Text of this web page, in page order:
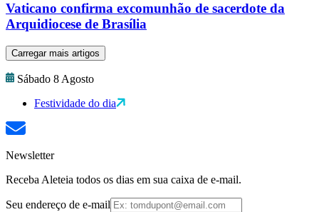
Vaticano confirma excomunhão de sacerdote da
Arquidiocese de Brasília
Carregar mais artigos
Sábado 8 Agosto
Festividade do dia
Newsletter
Receba Aleteia todos os dias em sua caixa de e-mail.
Seu endereço de e-mail